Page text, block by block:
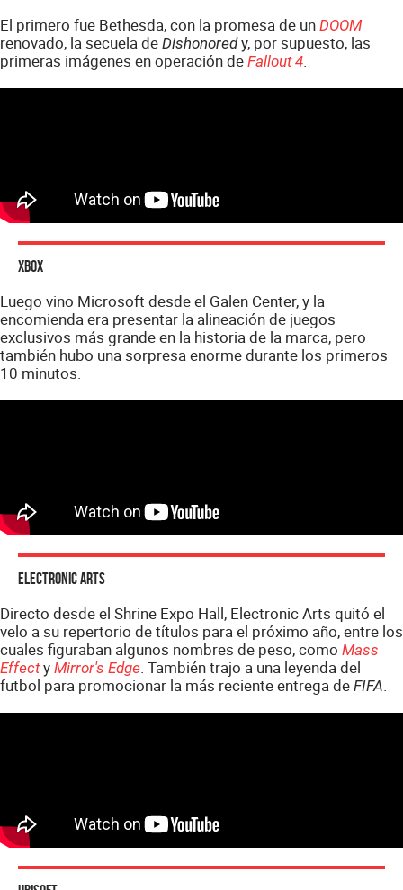
El primero fue Bethesda, con la promesa de un DOOM
renovado, la secuela de Dishonoredy, por supuesto, las
primeras imágenes en operación de Fallout 4.
Xbox
Luego vino Microsoft desde el Galen Center, y la
encomienda era presentar la alineación de juegos
exclusivos más grande en la historia de la marca, pero
también hubo una sorpresa enorme durante los primeros
10 minutos.
Electronic Arts
Directo desde el Shrine Expo Hall, Electronic Arts quitó el
velo a su repertorio de títulos para el próximo año, entre los
cuales figuraban algunos nombres de peso, como Mass
Effecty Mirror's Edge. También trajo a una leyenda del
futbol para promocionar la más reciente entrega de FIFA.